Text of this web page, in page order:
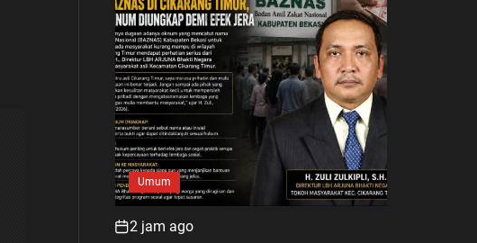
Umum
2 jam ago